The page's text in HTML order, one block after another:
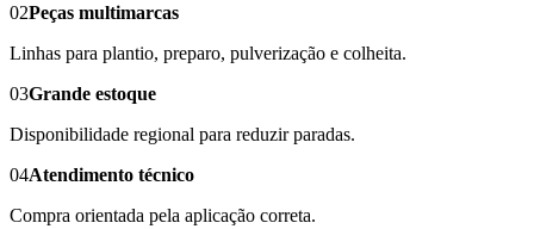
02Peças multimarcas
Linhas para plantio, preparo, pulverização e colheita.
03Grande estoque
Disponibilidade regional para reduzir paradas.
04Atendimento técnico
Compra orientada pela aplicação correta.